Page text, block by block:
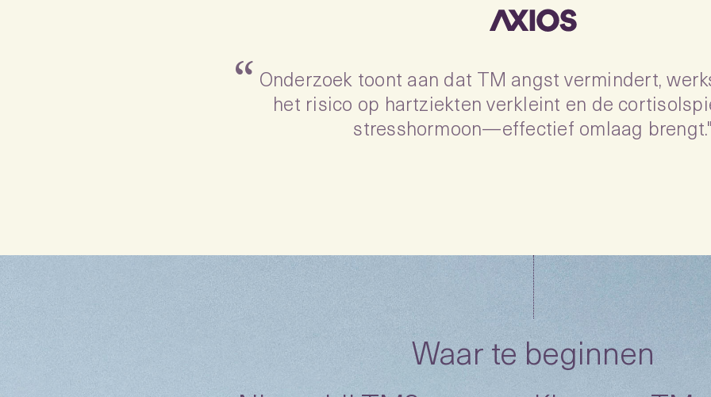
“ Onderzoek toont aan dat TM angst vermindert,
het risico op hartziekten verkleint en de
stresshormoon—effectief omlaag brengt."
Waar te beginnen